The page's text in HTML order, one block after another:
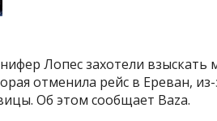
Лопес захотели взыскать
отменила рейс в Ереван,
Об этом сообщает Baza.